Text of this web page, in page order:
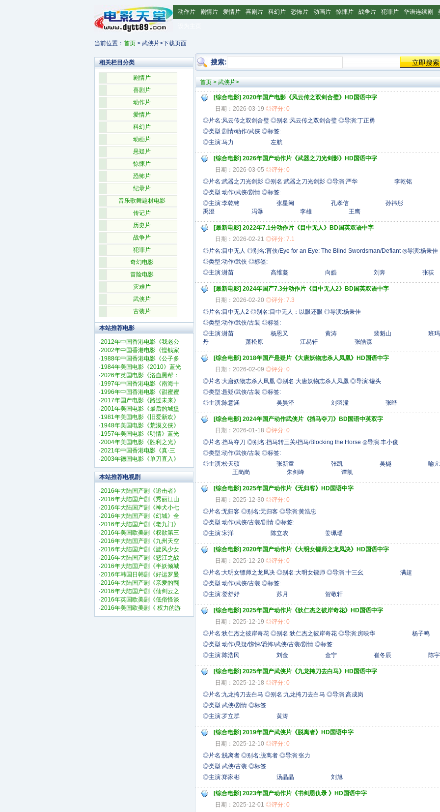
动作片 剧情片 爱情片 喜剧片 科幻片 恐怖片 动画片 惊悚片 战争片 犯罪片 华语连续剧
当前位置： 首页 > 武侠片>下载页面
相关栏目分类
剧情片
喜剧片
动作片
爱情片
科幻片
动画片
悬疑片
惊悚片
恐怖片
纪录片
音乐歌舞题材电影
传记片
历史片
战争片
犯罪片
奇幻电影
冒险电影
灾难片
武侠片
古装片
本站推荐电影
·2012年中国香港电影《我老公
·2002年中国香港电影《悭钱家
·1988年中国香港电影《公子多
·1984年美国电影《2010》蓝光
·2026年英国电影《浴血黑帮：
·1997年中国香港电影《南海十
·1996年中国香港电影《甜蜜蜜
·2017年国产电影《路过未来》
·2001年美国电影《最后的城堡
·1981年美国电影《旧爱新欢》
·1948年美国电影《荒漠义侠》
·1957年美国电影《明情》蓝光
·2004年美国电影《胜利之光》
·2021年中国香港电影《真·三
·2003年德国电影《单刀直入》
本站推荐电视剧
·2016年大陆国产剧《追击者》
·2016年大陆国产剧《秀丽江山
·2016年大陆国产剧《神犬小七
·2016年大陆国产剧《幻城》全
·2016年大陆国产剧《老九门》
·2016年美国欧美剧《权欲第三
·2016年大陆国产剧《九州天空
·2016年大陆国产剧《旋风少女
·2016年大陆国产剧《怒江之战
·2016年大陆国产剧《半妖倾城
·2016年韩国日韩剧《好运罗曼
·2016年大陆国产剧《亲爱的翻
·2016年大陆国产剧《仙剑云之
·2016年英国欧美剧《低俗怪谈
·2016年美国欧美剧《 权力的游
搜索:
首页> 武侠片>
[综合电影] 2020年国产电影《风云传之双剑合璧》HD国语中字
日期：2026-03-19 ◎评分: 0
◎片名:风云传之双剑合璧 ◎别名:风云传之双剑合璧 ◎导演:丁正勇
◎类型:剧情/动作/武侠 ◎标签:
◎主演:马力 左航
[综合电影] 2026年国产动作片《武器之刀光剑影》HD国语中字
日期：2026-03-05 ◎评分: 0
◎片名:武器之刀光剑影 ◎别名:武器之刀光剑影 ◎导演:严华 李乾铭
◎类型:动作/武侠/剧情 ◎标签:
◎主演:李乾铭 张星阑 孔孝信 孙祎
禹澄 冯瀑 李雄 王鹰
[最新电影] 2022年7.1分动作片《目中无人》BD国英双语中字
日期：2026-02-21 ◎评分: 7.1
◎片名:目中无人 ◎别名:盲侠/Eye for an Eye: The Blind Swordsman/Defiant ◎导演:杨秉佳
◎类型:动作/武侠 ◎标签:
◎主演:谢苗 高维蔓 向皓 刘奔 张荻
[最新电影] 2024年国产7.3分动作片《目中无人2》BD国英双语中字
日期：2026-02-20 ◎评分: 7.3
◎片名:目中无人2 ◎别名:目中无人：以眼还眼 ◎导演:杨秉佳
◎类型:动作/武侠/古装 ◎标签:
◎主演:谢苗 杨恩又 黄涛 裴魁山 班
丹 萧松原 江易轩 张皓森
[综合电影] 2018年国产悬疑片《大唐妖物志杀人凤凰》HD国语中字
日期：2026-02-09 ◎评分: 0
◎片名:大唐妖物志杀人凤凰 ◎别名:大唐妖物志杀人凤凰 ◎导演:罐头
◎类型:悬疑/武侠/古装 ◎标签:
◎主演:陈意涵 吴昊泽 刘羽潼 张晔
[综合电影] 2024年国产动作武侠片《挡马夺刀》BD国语中英双字
日期：2026-01-18 ◎评分: 0
◎片名:挡马夺刀 ◎别名:挡马转三关/挡马/Blocking the Horse ◎导演:丰小俊
◎类型:动作/武侠/古装 ◎标签:
◎主演:松天硕 张新童 张凯 吴樾
王岗岗 朱剑峰 谭凯
[综合电影] 2025年国产动作片《无归客》HD国语中字
日期：2025-12-30 ◎评分: 0
◎片名:无归客 ◎别名:无归客 ◎导演:黄浩忠
◎类型:动作/武侠/古装/剧情 ◎标签:
◎主演:宋洋 陈立农 姜珮瑶
[综合电影] 2020年国产动作片《大明女镖师之龙凤决》HD国语中字
日期：2025-12-20 ◎评分: 0
◎片名:大明女镖师之龙凤决 ◎别名:大明女镖师 ◎导演:十三幺 满超
◎类型:动作/武侠/古装 ◎标签:
◎主演:娄舒妤 苏月 贺敬轩
[综合电影] 2025年国产动作片《狄仁杰之彼岸奇花》HD国语中字
日期：2025-12-19 ◎评分: 0
◎片名:狄仁杰之彼岸奇花 ◎别名:狄仁杰之彼岸奇花 ◎导演:房映华
◎类型:动作/悬疑/惊悚/恐怖/武侠/古装/剧情 ◎标签:
◎主演:陈浩民 刘金 金宁 崔冬辰 陈宇
[综合电影] 2025年国产武侠片《九龙挎刀去白马》HD国语中字
日期：2025-12-18 ◎评分: 0
◎片名:九龙挎刀去白马 ◎别名:九龙挎刀去白马 ◎导演:高成岗
◎类型:武侠/剧情 ◎标签:
◎主演:罗立群 黄涛
[综合电影] 2019年国产武侠片《脱离者》HD国语中字
日期：2025-12-10 ◎评分: 0
◎片名:脱离者 ◎别名:脱离者 ◎导演:张力
◎类型:武侠/古装 ◎标签:
◎主演:郑家彬 汤晶晶 刘旭
[综合电影] 2023年国产动作片《书剑恩仇录 》HD国语中字
日期：2025-12-01 ◎评分: 0